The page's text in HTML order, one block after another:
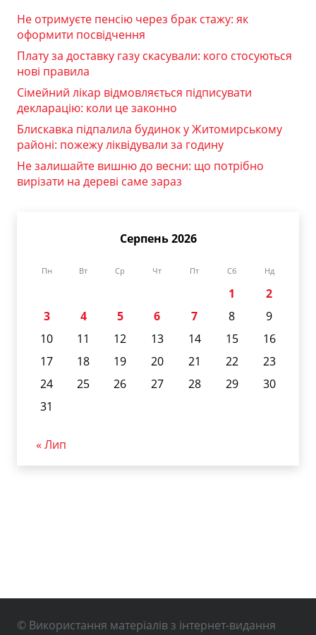
Не отримуєте пенсію через брак стажу: як
оформити посвідчення
Плату за доставку газу скасували: кого стосуються
нові правила
Сімейний лікар відмовляється підписувати
декларацію: коли це законно
Блискавка підпалила будинок у Житомирському
районі: пожежу ліквідували за годину
Не залишайте вишню до весни: що потрібно
вирізати на дереві саме зараз
Серпень 2026
Пн Вт Ср Чт Пт Сб Нд
1
2
3
4 5 6 7 8
9
10
11 12 13 14 15
16
17
18 19 20 21 22
23
24
25 26 27 28 29
30
31
« Лип
© Використання матеріалів з інтернет-видання